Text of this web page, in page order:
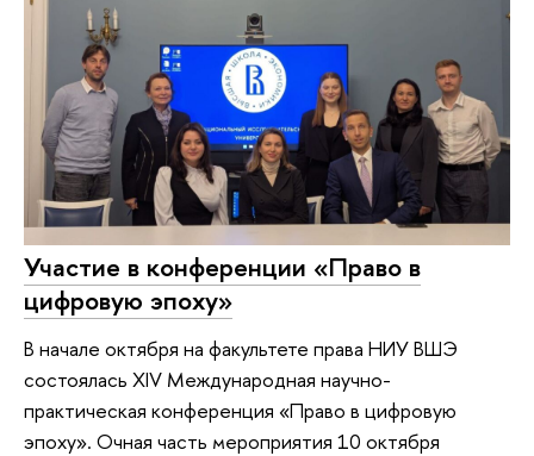
Участие в конференции «Право в
цифровую эпоху»
В начале октября на факультете права НИУ ВШЭ
состоялась XIV Международная научно-
практическая конференция «Право в цифровую
эпоху». Очная часть мероприятия 10 октября